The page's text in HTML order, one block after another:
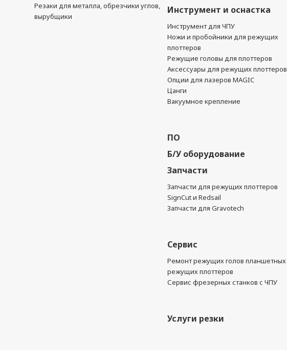
Резаки для металла, обрезчики углов,
вырубщики
Инструмент и оснастка
Инструмент для ЧПУ
Ножи и пробойники для режущих
плоттеров
Режущие головы для плоттеров
Аксессуары для режущих плоттеров
Опции для лазеров MAGIC
Цанги
Вакуумное крепление
ПО
Б/У оборудование
Запчасти
Запчасти для режущих плоттеров
SignCut и Redsail
Запчасти для Gravotech
Сервис
Ремонт режущих голов планшетных
режущих плоттеров
Сервис фрезерных станков с ЧПУ
Услуги резки